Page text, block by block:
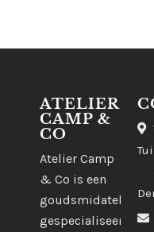
ATELIER
CAMP &
CO
Atelier Camp
& Co is een
goudsmidatelier
gespecialiseerd